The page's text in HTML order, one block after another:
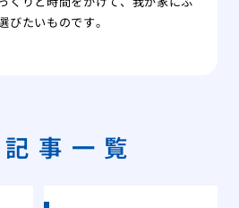
びたいものです。
事一覧